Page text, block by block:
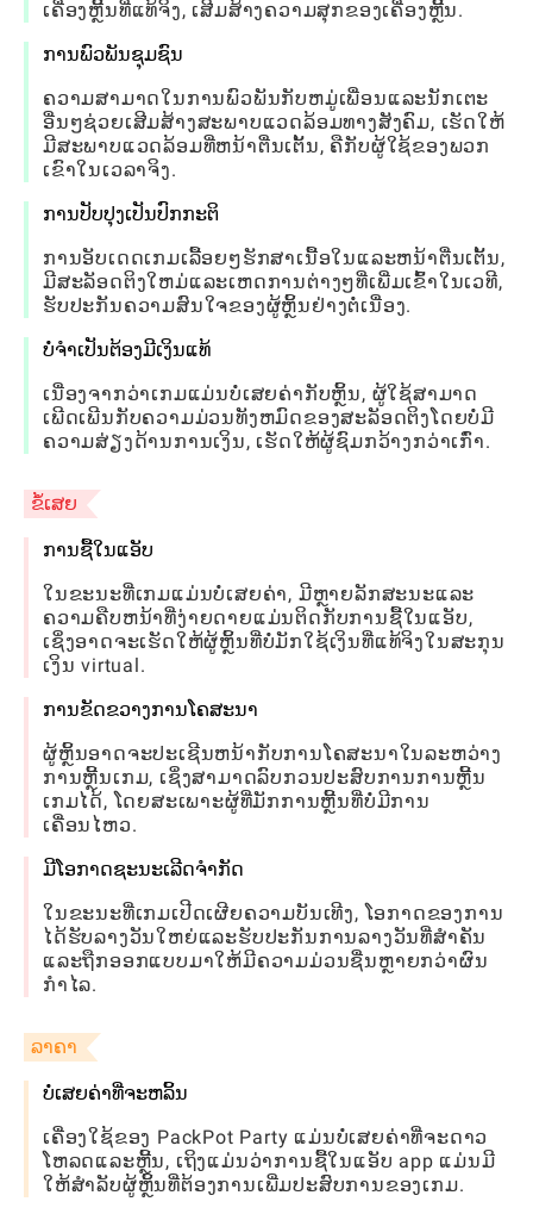
ເຄື່ອງຫຼີ້ນທີ່ແທ້ຈິງ, ເສີມສ້າງຄວາມສຸກຂອງເຄື່ອງຫຼີ້ນ.
ການພົວພັນຊຸມຊົນ
ຄວາມສາມາດໃນການພົວພັນກັບຫມູ່ເພື່ອນແລະນັກເຕະ
ອື່ນໆຊ່ວຍເສີມສ້າງສະພາບແວດລ້ອມທາງສັງຄົມ, ເຮັດໃຫ້
ມີສະພາບແວດລ້ອມທີ່ຫນ້າຕື່ນເຕັ້ນ, ຄືກັບຜູ້ໃຊ້ຂອງພວກ
ເຂົາໃນເວລາຈິງ.
ການປັບປຸງເປັນປົກກະຕິ
ການອັບເດດເກມເລື້ອຍໆຮັກສາເນື້ອໃນແລະຫນ້າຕື່ນເຕັ້ນ,
ມີສະລັອດຕິງໃຫມ່ແລະເຫດການຕ່າງໆທີ່ເພີ່ມເຂົ້າໃນເວທີ,
ຮັບປະກັນຄວາມສົນໃຈຂອງຜູ້ຫຼິ້ນຢ່າງຕໍ່ເນື່ອງ.
ບໍ່ຈໍາເປັນຕ້ອງມີເງິນແທ້
ເນື່ອງຈາກວ່າເກມແມ່ນບໍ່ເສຍຄ່າກັບຫຼິ້ນ, ຜູ້ໃຊ້ສາມາດ
ເພີດເພີນກັບຄວາມມ່ວນທັງຫມົດຂອງສະລັອດຕິງໂດຍບໍ່ມີ
ຄວາມສ່ຽງດ້ານການເງິນ, ເຮັດໃຫ້ຜູ້ຊົມກວ້າງກວ່າເກົ່າ.
ຂໍ້ເສຍ
ການຊື້ໃນແອັບ
ໃນຂະນະທີ່ເກມແມ່ນບໍ່ເສຍຄ່າ, ມີຫຼາຍລັກສະນະແລະ
ຄວາມຄືບຫນ້າທີ່ງ່າຍດາຍແມ່ນຕິດກັບການຊື້ໃນແອັບ,
ເຊິ່ງອາດຈະເຮັດໃຫ້ຜູ້ຫຼິ້ນທີ່ບໍ່ມັກໃຊ້ເງິນທີ່ແທ້ຈິງໃນສະກຸນ
ເງິນ virtual.
ການຂັດຂວາງການໂຄສະນາ
ຜູ້ຫຼິ້ນອາດຈະປະເຊີນຫນ້າກັບການໂຄສະນາໃນລະຫວ່າງ
ການຫຼີ້ນເກມ, ເຊິ່ງສາມາດລົບກວນປະສົບການການຫຼີ້ນ
ເກມໄດ້, ໂດຍສະເພາະຜູ້ທີ່ມັກການຫຼີ້ນທີ່ບໍ່ມີການ
ເຄື່ອນໄຫວ.
ມີໂອກາດຊະນະເລີດຈໍາກັດ
ໃນຂະນະທີ່ເກມເປີດເຜີຍຄວາມບັນເທີງ, ໂອກາດຂອງການ
ໄດ້ຮັບລາງວັນໃຫຍ່ແລະຮັບປະກັນການລາງວັນທີ່ສໍາຄັນ
ແລະຖືກອອກແບບມາໃຫ້ມີຄວາມມ່ວນຊື່ນຫຼາຍກວ່າຜົນ
ກໍາໄລ.
ລາຄາ
ບໍ່ເສຍຄ່າທີ່ຈະຫລິ້ນ
ເຄື່ອງໃຊ້ຂອງ PackPot Party ແມ່ນບໍ່ເສຍຄ່າທີ່ຈະດາວ
ໂຫລດແລະຫຼີ້ນ, ເຖິງແມ່ນວ່າການຊື້ໃນແອັບ app ແມ່ນມີ
ໃຫ້ສໍາລັບຜູ້ຫຼິ້ນທີ່ຕ້ອງການເພີ່ມປະສົບການຂອງເກມ.